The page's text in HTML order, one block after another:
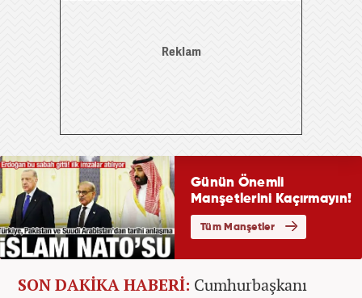
SON DAKİKA HABERİ: Cumhurbaşkanı